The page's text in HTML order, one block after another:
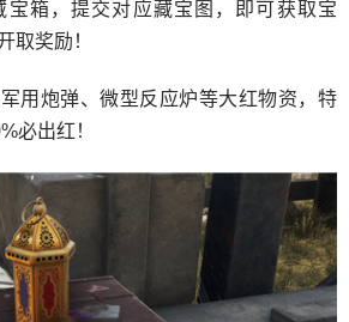
宝箱，提交对应藏宝图，即可获取宝
取奖励！
用炮弹、微型反应炉等大红物资，特
必出红！